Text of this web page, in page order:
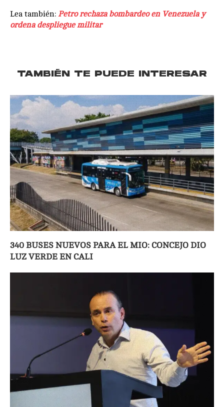
Lea también: Petro rechaza bombardeo en Venezuela y
ordena despliegue militar
TAMBIÉN TE PUEDE INTERESAR
340 BUSES NUEVOS PARA EL MIO: CONCEJO DIO
LUZ VERDE EN CALI